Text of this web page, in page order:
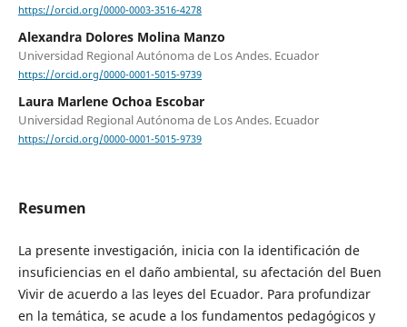
https://orcid.org/0000-0003-3516-4278
Alexandra Dolores Molina Manzo
Universidad Regional Autónoma de Los Andes. Ecuador
https://orcid.org/0000-0001-5015-9739
Laura Marlene Ochoa Escobar
Universidad Regional Autónoma de Los Andes. Ecuador
https://orcid.org/0000-0001-5015-9739
Resumen
La presente investigación, inicia con la identificación de
insuficiencias en el daño ambiental, su afectación del Buen
Vivir de acuerdo a las leyes del Ecuador. Para profundizar
en la temática, se acude a los fundamentos pedagógicos y